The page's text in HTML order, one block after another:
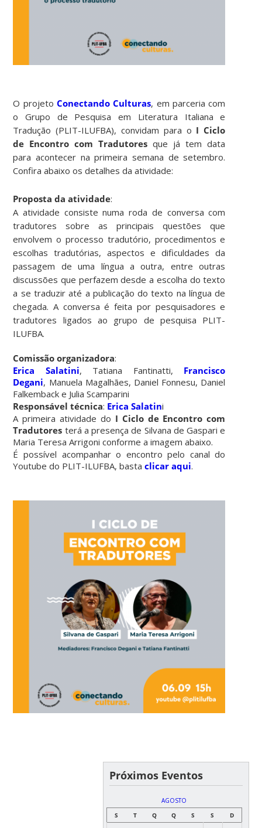
O projetoConectando Culturas, em parceria com
o Grupo de Pesquisa em Literatura Italiana e
Tradução (PLIT-ILUFBA), convidam para o I Ciclo
de Encontro com Tradutores que já tem data
para acontecer na primeira semana de setembro.
Confira abaixo os detalhes da atividade:
Proposta da atividade:
A atividade consiste numa roda de conversa com
tradutores sobre as principais questões que
envolvem o processo tradutório, procedimentos e
escolhas tradutórias, aspectos e dificuldades da
passagem de uma língua a outra, entre outras
discussões que perfazem desde a escolha do texto
a se traduzir até a publicação do texto na língua de
chegada. A conversa é feita por pesquisadores e
tradutores ligados ao grupo de pesquisa PLIT-
ILUFBA.
Comissão organizadora:ㅤㅤㅤㅤㅤㅤ ㅤㅤㅤㅤㅤㅤㅤㅤㅤㅤㅤㅤㅤ ㅤㅤㅤㅤㅤㅤㅤㅤㅤㅤㅤㅤㅤ ㅤㅤㅤㅤㅤㅤㅤ
Erica Salatini, Tatiana Fantinatti, Francisco
Degani, Manuela Magalhães, Daniel Fonnesu, Daniel
Falkemback e Julia Scampariniㅤㅤㅤㅤㅤㅤ ㅤㅤㅤㅤㅤㅤㅤㅤㅤㅤㅤㅤㅤ ㅤㅤㅤㅤㅤㅤㅤㅤㅤㅤㅤㅤㅤ ㅤㅤㅤㅤㅤㅤㅤ
Responsável técnica: Erica Salatini ㅤㅤㅤㅤㅤㅤ ㅤㅤㅤㅤㅤㅤㅤㅤㅤㅤㅤㅤㅤ ㅤㅤㅤㅤㅤㅤㅤ
A primeira atividade do I Ciclo de Encontro com
Tradutores terá a presença de Silvana de Gaspari e
Maria Teresa Arrigoni conforme a imagem abaixo.ㅤㅤㅤㅤㅤㅤ ㅤㅤㅤㅤㅤㅤㅤㅤㅤㅤㅤㅤㅤ ㅤㅤㅤㅤㅤㅤㅤ
É possível acompanhar o encontro pelo canal do
Youtube do PLIT-ILUFBA, bastaclicar aqui.ㅤㅤㅤㅤㅤㅤ ㅤㅤㅤㅤㅤㅤㅤ
Próximos Eventos
AGOSTO
S
T Q Q S S D